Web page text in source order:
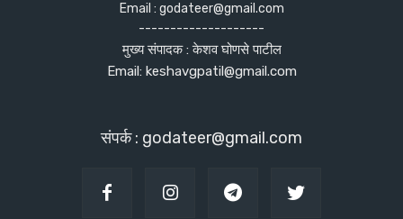
Email : godateer@gmail.com
--------------------
मुख्य संपादक : केशव घोणसे पाटील
Email: keshavgpatil@gmail.com
संपर्क : godateer@gmail.com